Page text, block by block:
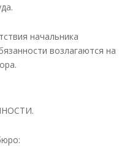
начальника
возлагаются на